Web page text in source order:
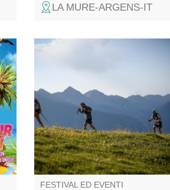
LA MURE-ARGENS-IT
nelle magnifiche montagne
dell'Haut Verdon. Vi aspettano
3 percorsi: 50-25 e 10 km, oltre
alle gare per bambini.
FESTIVAL ED EVENTI